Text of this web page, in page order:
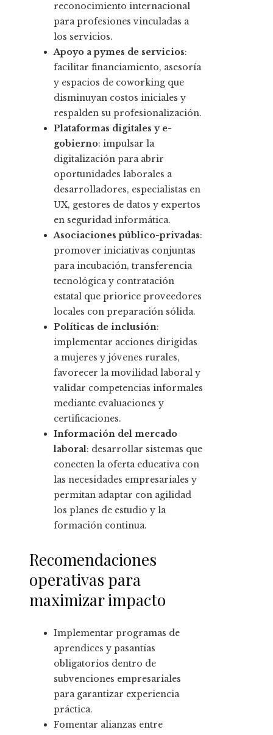
reconocimiento internacional
para profesiones vinculadas a
los servicios.
Apoyo a pymes de servicios:
facilitar financiamiento, asesoría
y espacios de coworking que
disminuyan costos iniciales y
respalden su profesionalización.
Plataformas digitales y e-
gobierno: impulsar la
digitalización para abrir
oportunidades laborales a
desarrolladores, especialistas en
UX, gestores de datos y expertos
en seguridad informática.
Asociaciones público-privadas:
promover iniciativas conjuntas
para incubación, transferencia
tecnológica y contratación
estatal que priorice proveedores
locales con preparación sólida.
Políticas de inclusión:
implementar acciones dirigidas
a mujeres y jóvenes rurales,
favorecer la movilidad laboral y
validar competencias informales
mediante evaluaciones y
certificaciones.
Información del mercado
laboral: desarrollar sistemas que
conecten la oferta educativa con
las necesidades empresariales y
permitan adaptar con agilidad
los planes de estudio y la
formación continua.
Recomendaciones
operativas para
maximizar impacto
Implementar programas de
aprendices y pasantías
obligatorios dentro de
subvenciones empresariales
para garantizar experiencia
práctica.
Fomentar alianzas entre